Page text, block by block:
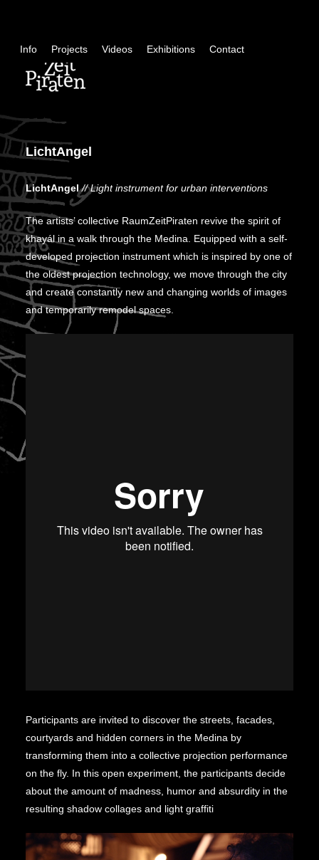
Info Projects Videos Exhibitions Contact
LichtAngel
LichtAngel// Light instrument for urban interventions
The artists’ collective RaumZeitPiraten revive the spirit of
khayál in a walk through the Medina. Equipped with a self-
developed projection instrument which is inspired by one of
the oldest projection technology, we move through the city
and create constantly new and changing worlds of images
and temporarily remodel spaces.
Participants are invited to discover the streets, facades,
courtyards and hidden corners in the Medina by
transforming them into a collective projection performance
on the fly. In this open experiment, the participants decide
about the amount of madness, humor and absurdity in the
resulting shadow collages and light graffiti